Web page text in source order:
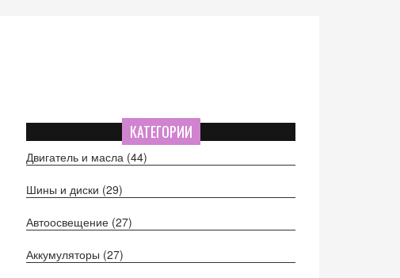
КАТЕГОРИИ
Двигатель и масла (44)
Шины и диски (29)
Автоосвещение (27)
Аккумуляторы (27)